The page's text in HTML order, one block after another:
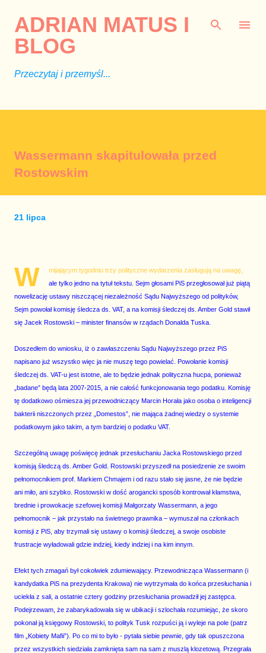
ADRIAN MATUS I
BLOG
Przeczytaj i przemyśl...
Wassermann skapitulowała przed
Rostowskim
21 lipca
W
mijającym tygodniu trzy polityczne wydarzenia zasługują na uwagę,
ale tylko jedno na tytuł tekstu. Sejm głosami PiS przegłosował już piątą
nowelizację ustawy niszczącej niezależność Sądu Najwyższego od polityków,
Sejm powołał komisję śledcza ds. VAT, a na komisji śledczej ds. Amber Gold stawił
się Jacek Rostowski – minister finansów w rządach Donalda Tuska.
Doszedłem do wniosku, iż o zawłaszczeniu Sądu Najwyższego przez PiS
napisano już wszystko więc ja nie muszę tego powielać. Powołanie komisji
śledczej ds. VAT-u jest istotne, ale to będzie jednak polityczna hucpa, ponieważ
„badane” będą lata 2007-2015, a nie całość funkcjonowania tego podatku. Komisję
tę dodatkowo ośmiesza jej przewodniczący Marcin Horała jako osoba o inteligencji
bakterii niszczonych przez „Domestos”, nie mająca żadnej wiedzy o systemie
podatkowym jako takim, a tym bardziej o podatku VAT.
Szczególną uwagę poświęcę jednak przesłuchaniu Jacka Rostowskiego przed
komisją śledczą ds. Amber Gold. Rostowski przyszedł na posiedzenie ze swoim
pełnomocnikiem prof. Markiem Chmajem i od razu stało się jasne, że nie będzie
ani miło, ani szybko. Rostowski w dość arogancki sposób kontrował kłamstwa,
brednie i prowokacje szefowej komisji Małgorzaty Wassermann, a jego
pełnomocnik – jak przystało na świetnego prawnika – wymuszał na członkach
komisji z PiS, aby trzymali się ustawy o komisji śledczej, a swoje osobiste
frustracje wyładowali gdzie indziej, kiedy indziej i na kim innym.
Efekt tych zmagań był cokolwiek zdumiewający. Przewodnicząca Wassermann (i
kandydatka PiS na prezydenta Krakowa) nie wytrzymała do końca przesłuchania i
uciekła z sali, a ostatnie cztery godziny przesłuchania prowadził jej zastępca.
Podejrzewam, że zabarykadowała się w ubikacji i szlochała rozumiejąc, że skoro
pokonał ją księgowy Rostowski, to polityk Tusk rozpuści ją i wyleje na pole (patrz
film „Kobiety Mafii”). Po co mi to było - pytała siebie pewnie, gdy tak opuszczona
przez wszystkich siedziała zamknięta sam na sam z muszlą klozetową. Przegrała